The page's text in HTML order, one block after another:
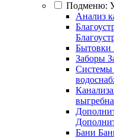
Подменю:
Анализ
Бытовки
Заборы
Системы
Бани